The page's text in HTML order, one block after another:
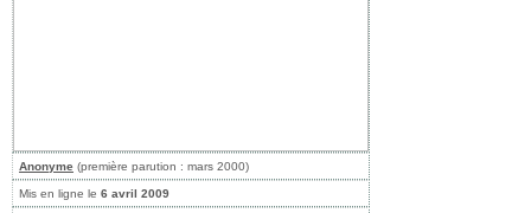
Anonyme (première parution : mars 2000)
Mis en ligne le 6 avril 2009